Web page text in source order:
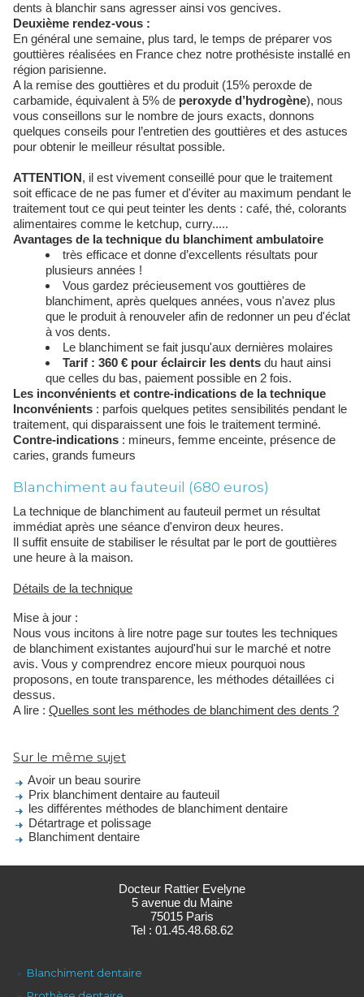
dents à blanchir sans agresser ainsi vos gencives.
Deuxième rendez-vous :
En général une semaine, plus tard, le temps de préparer vos
gouttières réalisées en France chez notre prothésiste installé en
région parisienne.
A la remise des gouttières et du produit (15% peroxde de
carbamide, équivalent à 5% de peroxyde d’hydrogène), nous
vous conseillons sur le nombre de jours exacts, donnons
quelques conseils pour l’entretien des gouttières et des astuces
pour obtenir le meilleur résultat possible.
ATTENTION, il est vivement conseillé pour que le traitement
soit efficace de ne pas fumer et d'éviter au maximum pendant le
traitement tout ce qui peut teinter les dents : café, thé, colorants
alimentaires comme le ketchup, curry.....
Avantages de la technique du blanchiment ambulatoire
très efficace et donne d’excellents résultats pour
plusieurs années !
Vous gardez précieusement vos gouttières de
blanchiment, après quelques années, vous n'avez plus
que le produit à renouveler afin de redonner un peu d'éclat
à vos dents.
Le blanchiment se fait jusqu'aux dernières molaires
Tarif : 360 € pour éclaircir les dents du haut ainsi
que celles du bas, paiement possible en 2 fois.
Les inconvénients et contre-indications de la technique
Inconvénients : parfois quelques petites sensibilités pendant le
traitement, qui disparaissent une fois le traitement terminé.
Contre-indications : mineurs, femme enceinte, présence de
caries, grands fumeurs
Blanchiment au fauteuil (680 euros)
La technique de blanchiment au fauteuil permet un résultat
immédiat après une séance d'environ deux heures.
Il suffit ensuite de stabiliser le résultat par le port de gouttières
une heure à la maison.
Détails de la technique
Mise à jour :
Nous vous incitons à lire notre page sur toutes les techniques
de blanchiment existantes aujourd'hui sur le marché et notre
avis. Vous y comprendrez encore mieux pourquoi nous
proposons, en toute transparence, les méthodes détaillées ci
dessus.
A lire : Quelles sont les méthodes de blanchiment des dents ?
Sur le même sujet
Avoir un beau sourire
Prix blanchiment dentaire au fauteuil
les différentes méthodes de blanchiment dentaire
Détartrage et polissage
Blanchiment dentaire
Docteur Rattier Evelyne
5 avenue du Maine
75015 Paris
Tel : 01.45.48.68.62
Blanchiment dentaire